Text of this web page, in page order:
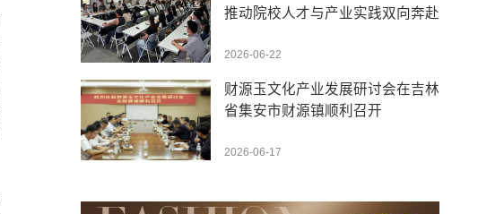
推动院校人才与产业实践双向奔赴
2026-06-22
财源玉文化产业发展研讨会在吉林
省集安市财源镇顺利召开
2026-06-17